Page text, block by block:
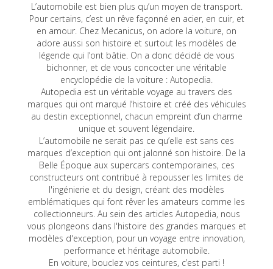
L’automobile est bien plus qu’un moyen de transport.
Pour certains, c’est un rêve façonné en acier, en cuir, et
en amour. Chez Mecanicus, on adore la voiture, on
adore aussi son histoire et surtout les modèles de
légende qui l’ont bâtie. On a donc décidé de vous
bichonner, et de vous concocter une véritable
encyclopédie de la voiture : Autopedia.
Autopedia est un véritable voyage au travers des
marques qui ont marqué l’histoire et créé des véhicules
au destin exceptionnel, chacun empreint d’un charme
unique et souvent légendaire.
L’automobile ne serait pas ce qu’elle est sans ces
marques d’exception qui ont jalonné son histoire. De la
Belle Époque aux supercars contemporaines, ces
constructeurs ont contribué à repousser les limites de
l'ingénierie et du design, créant des modèles
emblématiques qui font rêver les amateurs comme les
collectionneurs. Au sein des articles Autopedia, nous
vous plongeons dans l'histoire des grandes marques et
modèles d'exception, pour un voyage entre innovation,
performance et héritage automobile.
En voiture, bouclez vos ceintures, c’est parti !